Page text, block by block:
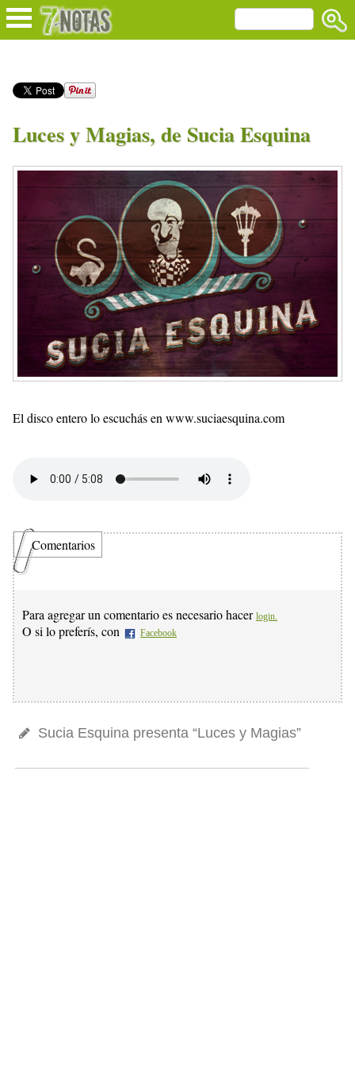
Luces y Magias, de Sucia Esquina
El disco entero lo escuchás en www.suciaesquina.com
Comentarios
Para agregar un comentario es necesario hacer login.
O si lo preferís, con Facebook
Sucia Esquina presenta “Luces y Magias”